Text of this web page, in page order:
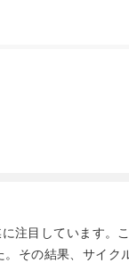
注目しています。
その結果、サイク